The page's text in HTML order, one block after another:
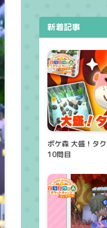
新着記事
ポケ森 大盛！タ
10問目